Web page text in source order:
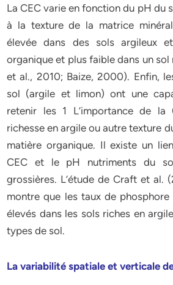
La CEC varie en fonction du pH du
à la texture de la matrice
élevée dans des sols argileux
organique et plus faible dans un
et al., 2010; Baize, 2000). Enfin,
sol (argile et limon) ont une
retenir les 1 L’importance de la
richesse en argile ou autre texture
matière organique. Il existe un
CEC et le pH nutriments du
grossières. L’étude de Craft et al.
montre que les taux de
élevés dans les sols riches en
types de sol.
La variabilité spatiale et verticale